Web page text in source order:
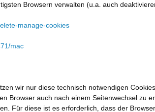
Browsern verwalten (u.a. auch
manage-cookies
mac
wir nur diese technisch notwendigen
Browser auch nach einem Seitenwechsel zu
Für diese ist es erforderlich, dass der